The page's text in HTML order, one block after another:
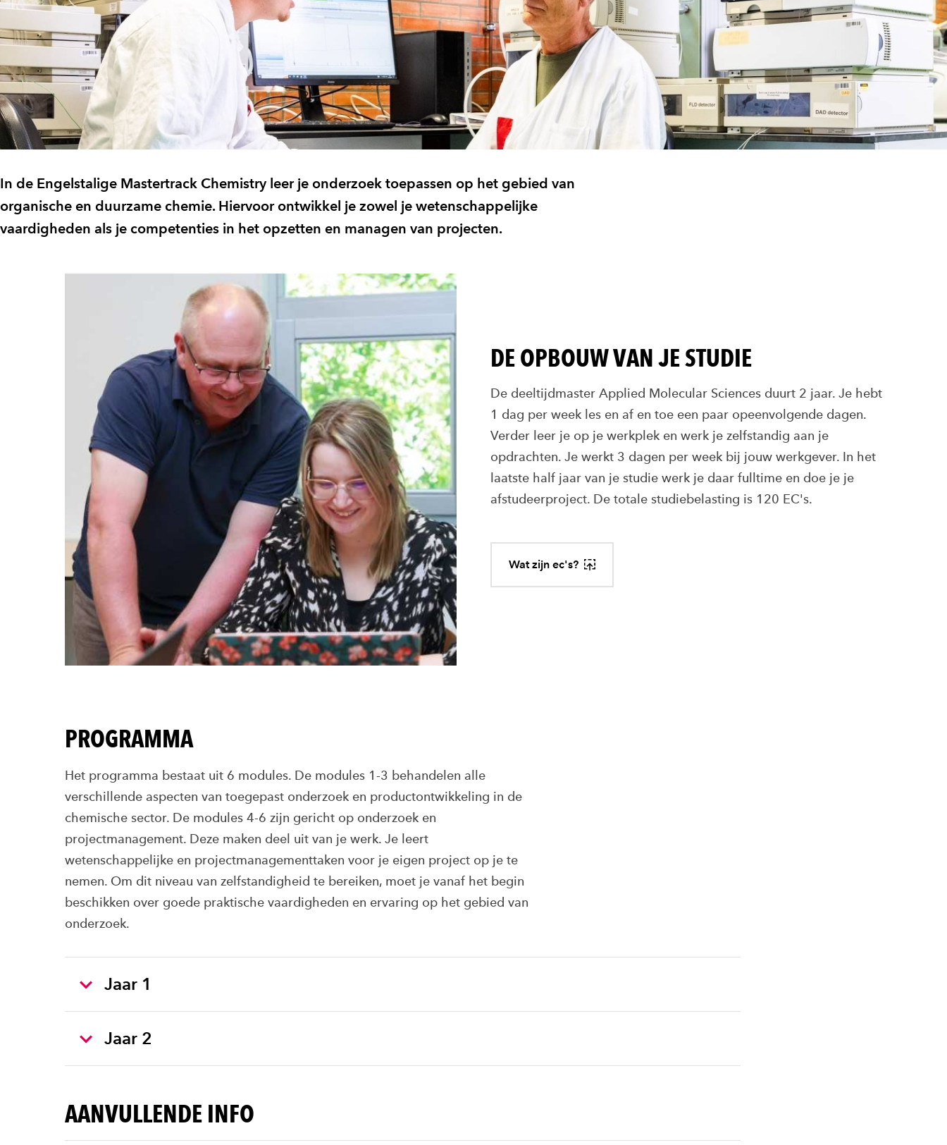
In de Engelstalige Mastertrack Chemistry leer je onderzoek toepassen op het gebied van
organische en duurzame chemie. Hiervoor ontwikkel je zowel je wetenschappelijke
vaardigheden als je competenties in het opzetten en managen van projecten.
DE OPBOUW VAN JE STUDIE
De deeltijdmaster Applied Molecular Sciences duurt 2 jaar. Je hebt
1 dag per week les en af en toe een paar opeenvolgende dagen.
Verder leer je op je werkplek en werk je zelfstandig aan je
opdrachten. Je werkt 3 dagen per week bij jouw werkgever. In het
laatste half jaar van je studie werk je daar fulltime en doe je je
afstudeerproject. De totale studiebelasting is 120 EC's.
Wat zijn ec's?
PROGRAMMA
Het programma bestaat uit 6 modules. De modules 1-3 behandelen alle
verschillende aspecten van toegepast onderzoek en productontwikkeling in de
chemische sector. De modules 4-6 zijn gericht op onderzoek en
projectmanagement. Deze maken deel uit van je werk. Je leert
wetenschappelijke en projectmanagementtaken voor je eigen project op je te
nemen. Om dit niveau van zelfstandigheid te bereiken, moet je vanaf het begin
beschikken over goede praktische vaardigheden en ervaring op het gebied van
onderzoek.
Jaar 1
Jaar 2
AANVULLENDE INFO